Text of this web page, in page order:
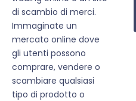
di scambio di merci.
Immaginate un
mercato online dove
gli utenti possono
comprare, vendere o
scambiare qualsiasi
tipo di prodotto o